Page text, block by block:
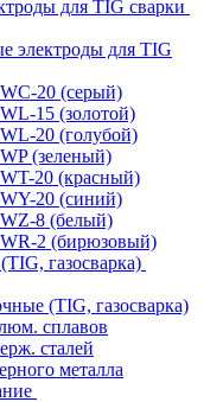
для TIG сварки
электроды для TIG
20 (серый)
15 (золотой)
20 (голубой)
(зеленый)
20 (красный)
20 (синий)
8 (белый)
2 (бирюзовый)
газосварка)
(TIG, газосварка)
сплавов
сталей
металла